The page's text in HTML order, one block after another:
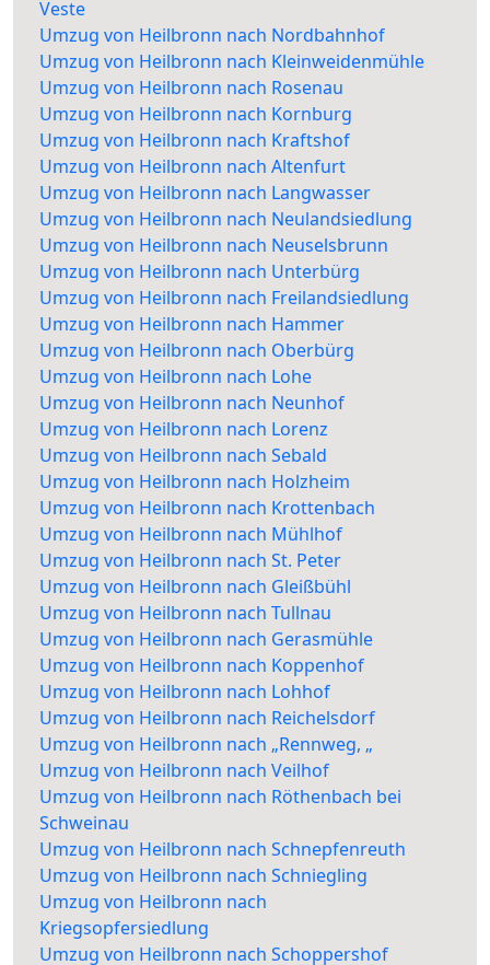
Veste
Umzug von Heilbronn nach Nordbahnhof
Umzug von Heilbronn nach Kleinweidenmühle
Umzug von Heilbronn nach Rosenau
Umzug von Heilbronn nach Kornburg
Umzug von Heilbronn nach Kraftshof
Umzug von Heilbronn nach Altenfurt
Umzug von Heilbronn nach Langwasser
Umzug von Heilbronn nach Neulandsiedlung
Umzug von Heilbronn nach Neuselsbrunn
Umzug von Heilbronn nach Unterbürg
Umzug von Heilbronn nach Freilandsiedlung
Umzug von Heilbronn nach Hammer
Umzug von Heilbronn nach Oberbürg
Umzug von Heilbronn nach Lohe
Umzug von Heilbronn nach Neunhof
Umzug von Heilbronn nach Lorenz
Umzug von Heilbronn nach Sebald
Umzug von Heilbronn nach Holzheim
Umzug von Heilbronn nach Krottenbach
Umzug von Heilbronn nach Mühlhof
Umzug von Heilbronn nach St. Peter
Umzug von Heilbronn nach Gleißbühl
Umzug von Heilbronn nach Tullnau
Umzug von Heilbronn nach Gerasmühle
Umzug von Heilbronn nach Koppenhof
Umzug von Heilbronn nach Lohhof
Umzug von Heilbronn nach Reichelsdorf
Umzug von Heilbronn nach „Rennweg, „
Umzug von Heilbronn nach Veilhof
Umzug von Heilbronn nach Röthenbach bei
Schweinau
Umzug von Heilbronn nach Schnepfenreuth
Umzug von Heilbronn nach Schniegling
Umzug von Heilbronn nach
Kriegsopfersiedlung
Umzug von Heilbronn nach Schoppershof